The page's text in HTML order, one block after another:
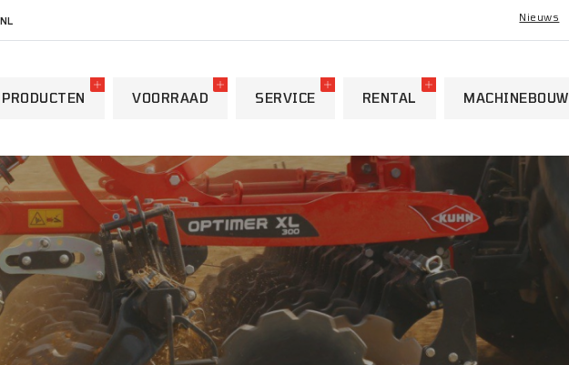
Nieuws
PRODUCTEN VOORRAAD SERVICE RENTAL MACHINEBOUW